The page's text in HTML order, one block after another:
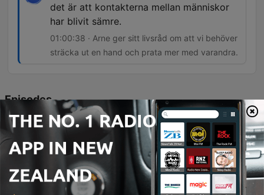
det är att kontakterna mellan människor
har blivit sämre.
01:00:38 · Arne ger sitt livsråd om att vi behöver
sträcka ut en hand och prata mer med varandra.
Episodes
84 - 72. Arne 95 år – Om livet som gruvarbetare,
äventyret på Kebnekaise, uppväxten i
Västerbotten, att förlora sin mamma som barn och
våga ställa frågor innan det är försent.
I detta avsnitt möter vi 95-åriga Arne i Kiruna, som delar med sig av personliga minnen från sin barndom utanför Skellefteå, livet i bageriet och sin tid som närstående till hustrun Kerstin. Samtalet rör även historiska expeditioner till Kebnekaise och reflektioner kring naturens betydelse. Utöver de personliga berättelserna analyseras politiska förslag gällande pension och ekonomi för äldre i Ekonomiminuten, samt besöks Riksbyggens Bonum-koncept för seniorboenden. Avsnittet avslutas med Arnes livsråd om vikten av mänsklig kontakt och tacksamhet.
03 Aug 2026